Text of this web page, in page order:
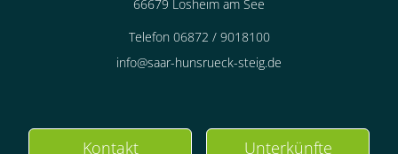
66679 Losheim am See
Telefon 06872 / 9018100
info@saar-hunsrueck-steig.de
Kontakt Unterkünfte